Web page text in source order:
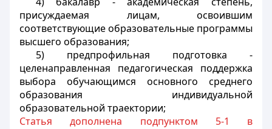
присуждаемая лицам, освоившим
соответствующие образовательные программы
высшего образования;
5) предпрофильная подготовка -
целенаправленная педагогическая поддержка
выбора обучающимся основного среднего
образования индивидуальной
образовательной траектории;
Статья дополнена подпунктом 5-1 в